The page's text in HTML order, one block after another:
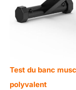
Test du banc
polyvalent